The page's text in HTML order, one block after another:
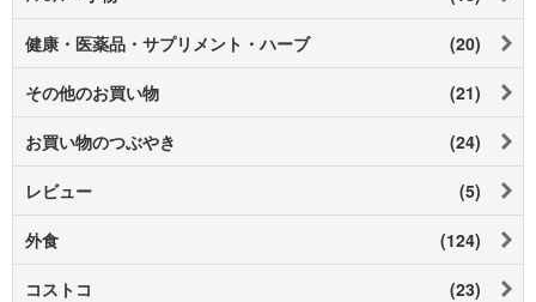
健康・医薬品・サプリメント・ハーブ (20)
その他のお買い物 (21)
お買い物のつぶやき (24)
レビュー (5)
外食 (124)
コストコ (23)